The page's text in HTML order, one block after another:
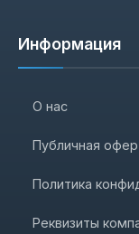
Информация
О нас
Публичная
Политика
Реквизиты